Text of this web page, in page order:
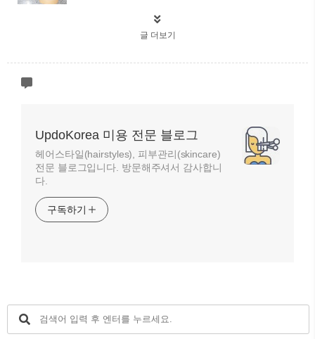
글 더보기
UpdoKorea 미용 전문 블로그
헤어스타일(hairstyles), 피부관리(skincare)
전문 블로그입니다. 방문해주셔서 감사합니
다.
구독하기